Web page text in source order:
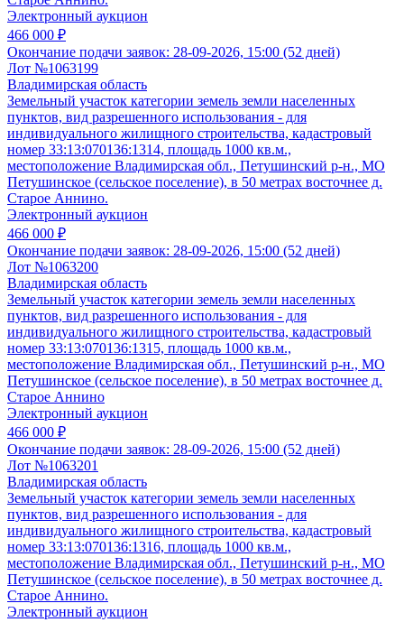
Электронный аукцион
466 000 ₽
Окончание подачи заявок: 28-09-2026, 15:00 (52 дней)
Лот №1063199
Владимирская область
Земельный участок категории земель земли населенных
пунктов, вид разрешенного использования - для
индивидуального жилищного строительства, кадастровый
номер 33:13:070136:1314, площадь 1000 кв.м.,
местоположение Владимирская обл., Петушинский р-н., МО
Петушинское (сельское поселение), в 50 метрах восточнее д.
Старое Аннино.
Электронный аукцион
466 000 ₽
Окончание подачи заявок: 28-09-2026, 15:00 (52 дней)
Лот №1063200
Владимирская область
Земельный участок категории земель земли населенных
пунктов, вид разрешенного использования - для
индивидуального жилищного строительства, кадастровый
номер 33:13:070136:1315, площадь 1000 кв.м.,
местоположение Владимирская обл., Петушинский р-н., МО
Петушинское (сельское поселение), в 50 метрах восточнее д.
Старое Аннино
Электронный аукцион
466 000 ₽
Окончание подачи заявок: 28-09-2026, 15:00 (52 дней)
Лот №1063201
Владимирская область
Земельный участок категории земель земли населенных
пунктов, вид разрешенного использования - для
индивидуального жилищного строительства, кадастровый
номер 33:13:070136:1316, площадь 1000 кв.м.,
местоположение Владимирская обл., Петушинский р-н., МО
Петушинское (сельское поселение), в 50 метрах восточнее д.
Старое Аннино.
Электронный аукцион